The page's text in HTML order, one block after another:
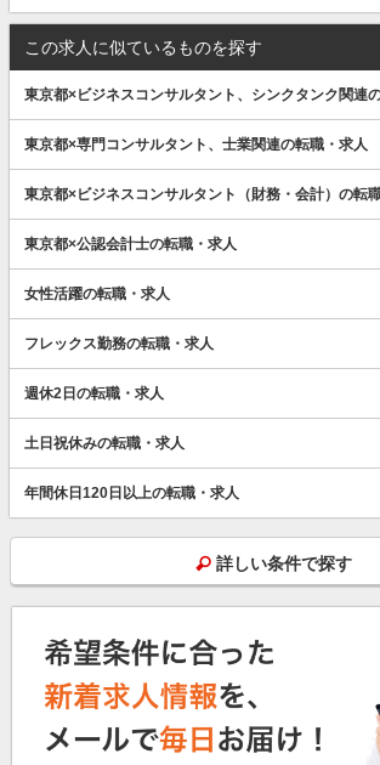
この求人に似ているものを探す
東京都×ビジネスコンサルタント、シンクタンク関連
東京都×専門コンサルタント、士業関連の転職・求人
東京都×ビジネスコンサルタント（財務・会計）の転
東京都×公認会計士の転職・求人
女性活躍の転職・求人
フレックス勤務の転職・求人
週休2日の転職・求人
土日祝休みの転職・求人
年間休日120日以上の転職・求人
詳しい条件で探す